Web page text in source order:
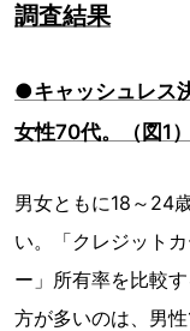
調査結果
●キャッシュレス
女性70代。（図1）
男女ともに18～24
い。「クレジット
ー」所有率を比較
方が多いのは、男